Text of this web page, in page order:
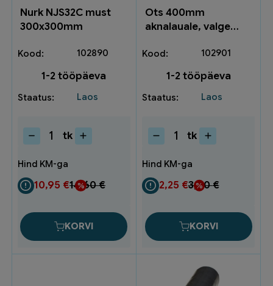
Nurk NJS32C must
300x300mm
102890
1-2 tööpäeva
Laos
Nurk
must
300x300mm
kogus
tk
14,60€
10,95 €
KORVI
Ots 400mm
aknalauale, valge
102901
1-2 tööpäeva
Laos
Ots
aknalauale,
valge
nr.6
502163674
tk
3,00€
2,25 €
KORVI